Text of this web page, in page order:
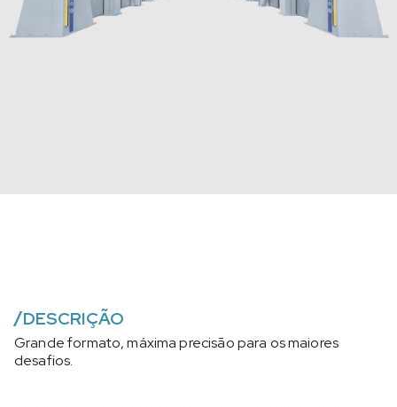
/DESCRIÇÃO
Grande formato, máxima precisão para os maiores
desafios.